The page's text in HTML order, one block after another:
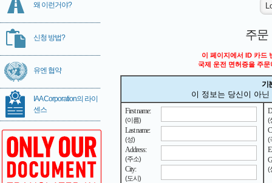
왜 이런거야?
신청 방법?
유엔 협약
IAA Corporation의 라이
센스
주문
이 페이지에서 ID 카드
국제 운전 면허증을 주
기
이 정보는 당신이 아
First name:
(이름)
Last name:
(성)
Address:
(주소)
City:
(도시)
(
(
(